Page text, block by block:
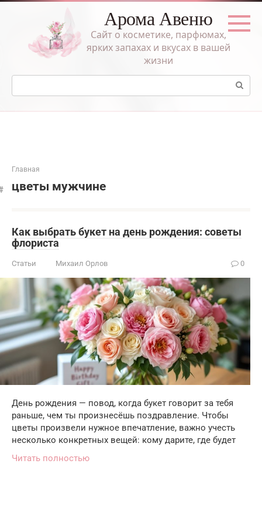
Перейти
Арома Авеню
Сайт о косметике, парфюмах,
ярких запахах и вкусах в вашей
жизни
Поиск:
Главная
цветы мужчине
Как выбрать букет на день рождения: советы
флориста
Статьи Михаил Орлов 0
День рождения — повод, когда букет говорит за тебя
раньше, чем ты произнесёшь поздравление. Чтобы
цветы произвели нужное впечатление, важно учесть
несколько конкретных вещей: кому дарите, где будет
Читать полностью